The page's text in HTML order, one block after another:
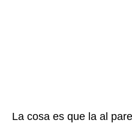
La cosa es que la al